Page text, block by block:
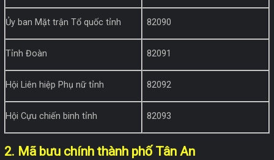
Ủy ban Mặt trận Tổ quốc tỉnh 82090
Tỉnh Đoàn 82091
Hội Liên hiệp Phụ nữ tỉnh 82092
Hội Cựu chiến binh tỉnh 82093
2. Mã bưu chính thành phố Tân An